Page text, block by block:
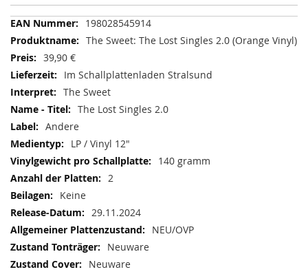
Mehr
Informationen
198028545914
The Sweet: The Lost Singles 2.0 (Orange Vinyl)
39,90 €
Im Schallplattenladen Stralsund
The Sweet
The Lost Singles 2.0
Andere
LP / Vinyl 12"
140 gramm
2
Keine
29.11.2024
NEU/OVP
Neuware
Neuware